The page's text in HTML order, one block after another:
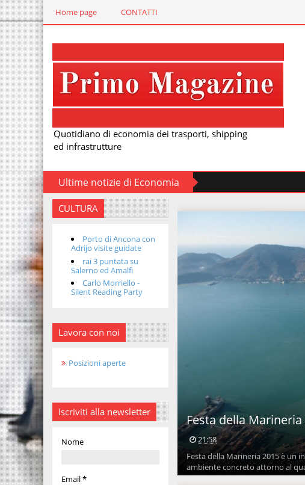
Home page CONTATTI
Quotidiano di economia dei trasporti, shipping
ed infrastrutture
Ultime notizie di Economia
CULTURA
Porto di Ancona con
Adrijo visite guidate
rai 3 puntata su
Salerno ed Amalfi
Carlo Morriello -
Silent Reading Party
Lavora con noi
Posizioni aperte
Iscriviti alla newsletter
Nome
Email*
Festa della
21:58
Festa della Marineria 2015 è un
ambiente concreto attorno al